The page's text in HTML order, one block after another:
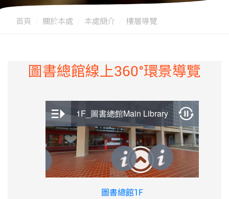
首頁 關於本處 本處簡介 樓層導覽
圖書總館線上360°環景導覽
圖書總館1F